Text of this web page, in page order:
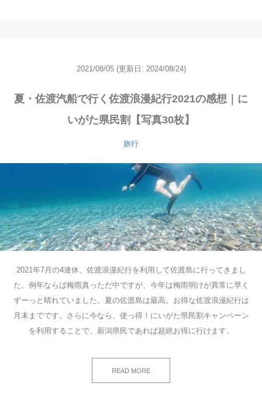
2021/08/05 (更新日: 2024/08/24)
夏・佐渡汽船で行く佐渡浪漫紀行2021の感想｜に
いがた県民割【写真30枚】
旅行
2021年7月の4連休、佐渡浪漫紀行を利用して佐渡島に行ってきまし
た。例年ならば梅雨真っただ中ですが、今年は梅雨明けが異常に早く
ずーっと晴れていました。夏の佐渡島は最高。お得な佐渡浪漫紀行は
月末までです。さらに今なら、使っ得！にいがた県民割キャンペーン
を利用することで、新潟県民であれば超絶お得に行けます。
READ MORE